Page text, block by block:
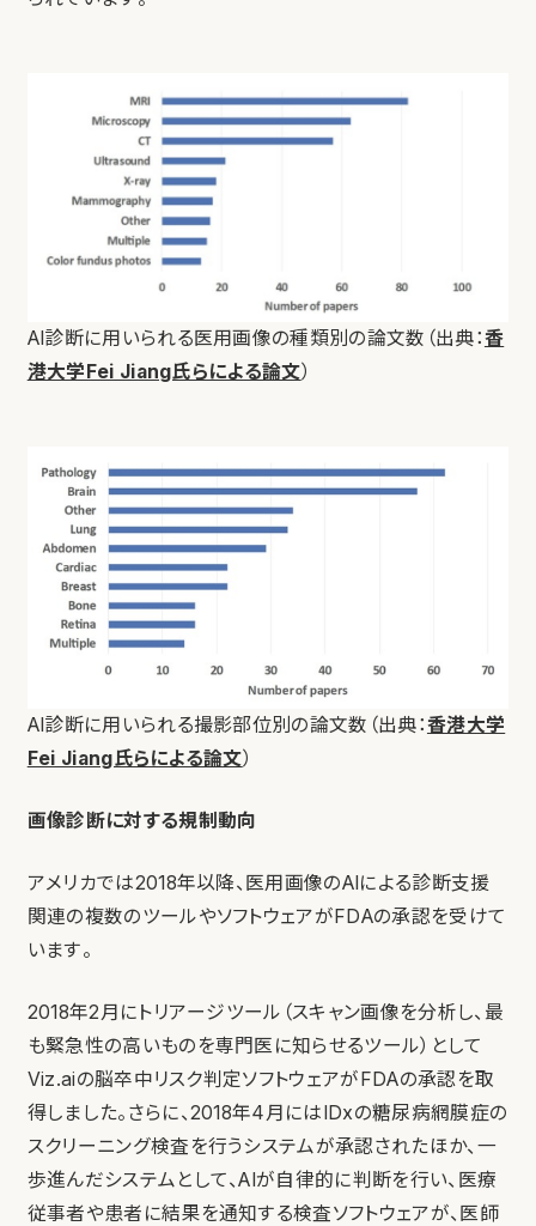
AI診断に用いられる医用画像の種類別の論文数（出典：香
港大学Fei Jiang氏らによる論文）
AI診断に用いられる撮影部位別の論文数（出典：香港大学
Fei Jiang氏らによる論文）
画像診断に対する規制動向
アメリカでは2018年以降、医用画像のAIによる診断支援
関連の複数のツールやソフトウェアがFDAの承認を受けて
います。
2018年2月にトリアージツール（スキャン画像を分析し、最
も緊急性の高いものを専門医に知らせるツール）として
Viz.aiの脳卒中リスク判定ソフトウェアがFDAの承認を取
得しました。さらに、2018年4月にはIDxの糖尿病網膜症の
スクリーニング検査を行うシステムが承認されたほか、一
歩進んだシステムとして、AIが自律的に判断を行い、医療
従事者や患者に結果を通知する検査ソフトウェアが、医師